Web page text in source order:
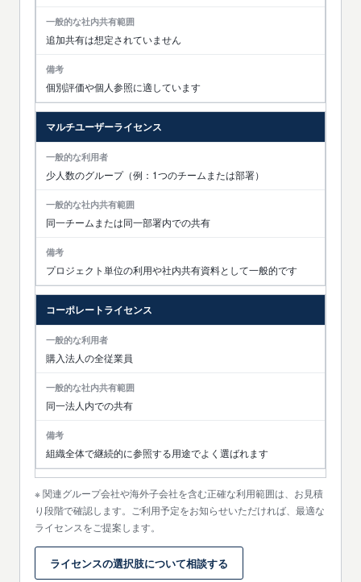
追加共有は想定されていません
個別評価や個人参照に適しています
マルチユーザーライセンス
少人数のグループ（例：1つのチームまたは部署）
同一チームまたは同一部署内での共有
プロジェクト単位の利用や社内共有資料として一般的です
コーポレートライセンス
購入法人の全従業員
同一法人内での共有
組織全体で継続的に参照する用途でよく選ばれます
関連グループ会社や海外子会社を含む正確な利用範囲は、お見積
り段階で確認します。ご利用予定をお知らせいただければ、最適な
ライセンスをご提案します。
ライセンスの選択肢について相談する